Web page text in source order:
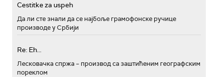
Cestitke za uspeh
Да ли сте знали да се најбоље грамофонске ручице
производе у Србији
Re: Eh...
Лесковачка спржа – производ са заштићеним географским
пореклом